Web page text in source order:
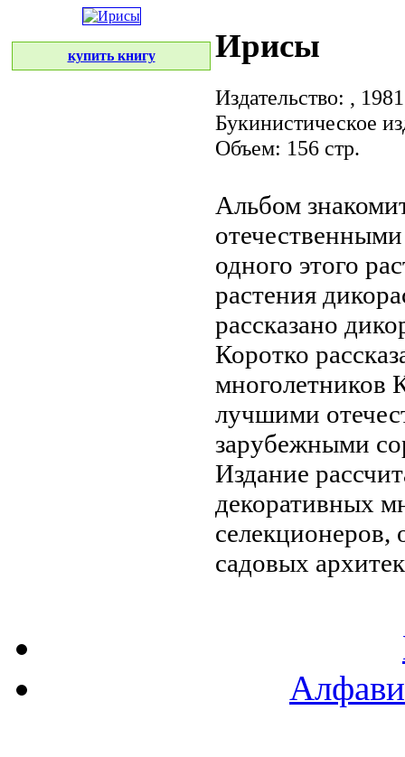
купить книгу Ирисы
Издательство: ,
Букинистическое
Объем: 156 стр.
Альбом
одного этого
растения
рассказано
Коротко
многолетников
лучшими
зарубежными
Издание
декоративных
селекционеров,
садовых